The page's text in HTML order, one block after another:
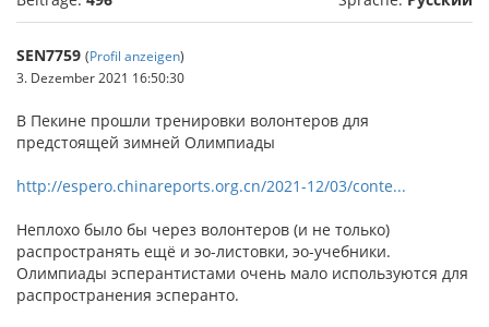
SEN7759 (Profil anzeigen)
3. Dezember 2021 16:50:30
В Пекине прошли тренировки волонтеров для
предстоящей зимней Олимпиады
http://espero.chinareports.org.cn/2021-12/03/conte...
Неплохо было бы через волонтеров (и не только)
распространять ещё и эо-листовки, эо-учебники.
Олимпиады эсперантистами очень мало используются для
распространения эсперанто.